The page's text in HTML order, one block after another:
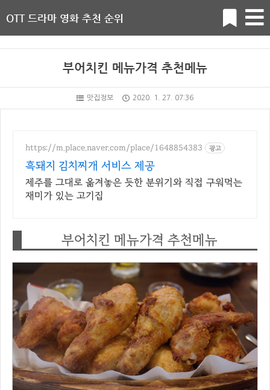
OTT 드라마 영화 추천 순위
부어치킨 메뉴가격 추천메뉴
맛집정보 2020. 1. 27. 07:36
https://m.place.naver.com/place/1648854383 광고
흑돼지 김치찌개 서비스 제공
제주를 그대로 옮겨놓은 듯한 분위기와 직접 구워먹는
재미가 있는 고기집
부어치킨 메뉴가격 추천메뉴